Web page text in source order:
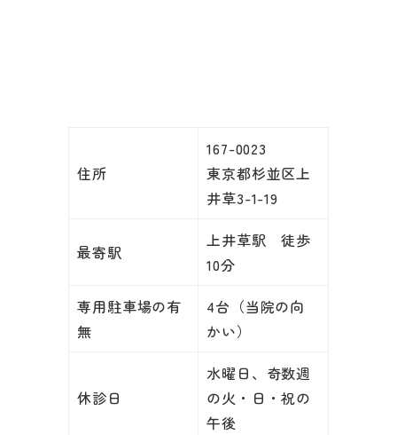
住所
167-0023
東京都杉並区上
井草3-1-19
最寄駅
上井草駅 徒歩
10分
専用駐車場の有
無
4台（当院の向
かい）
休診日
水曜日、奇数週
の火・日・祝の
午後